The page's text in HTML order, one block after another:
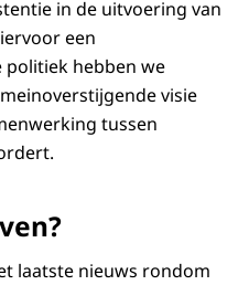
in de uitvoering van
een
politiek hebben we
visie
tussen
laatste nieuws rondom